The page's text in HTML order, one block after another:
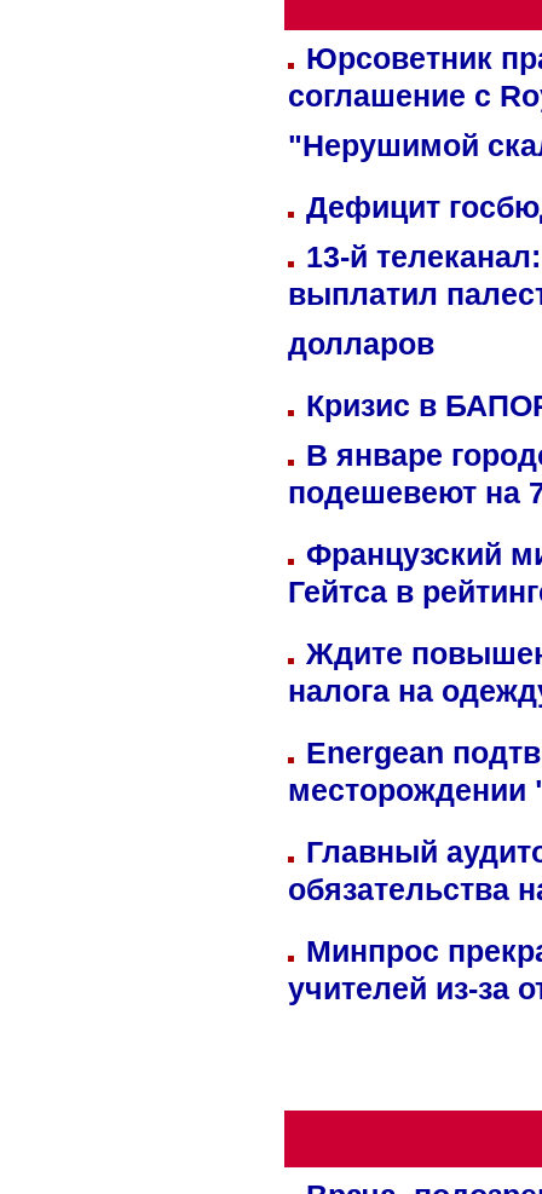
Юрсоветник
соглашение с
"Нерушимой
Дефицит
13-й
выплатил
долларов
Кризис в
В январе
подешевеют на
Французский
Гейтса в
Ждите
налога на
Energean
Главный
обязательства
Минпрос
учителей из-за